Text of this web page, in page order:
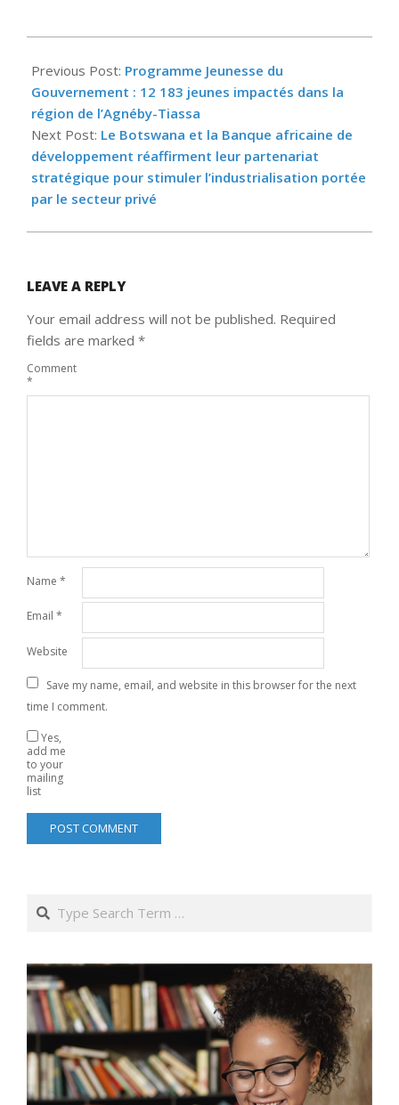
04-
23
Previous Post: Programme Jeunesse du
Gouvernement : 12 183 jeunes impactés dans la
région de l’Agnéby-Tiassa
Next Post: Le Botswana et la Banque africaine de
développement réaffirment leur partenariat
stratégique pour stimuler l’industrialisation portée
par le secteur privé
LEAVE A REPLY
Your email address will not be published. Required
fields are marked *
Comment
*
Name *
Email *
Website
Save my name, email, and website in this browser for the next
time I comment.
Yes,
add me
to your
mailing
list
Search